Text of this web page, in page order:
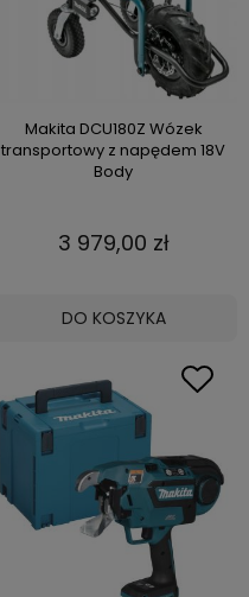
Makita DCU180Z Wózek
transportowy z napędem 18V
Body
3 979,00 zł
DO KOSZYKA